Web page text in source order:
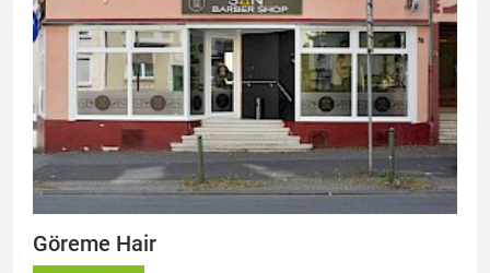
Göreme Hair